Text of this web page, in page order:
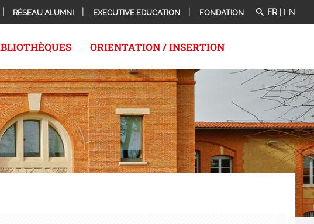
RÉSEAU ALUMNI EXECUTIVE EDUCATION FONDATION FR EN
ORIENTATION / INSERTION